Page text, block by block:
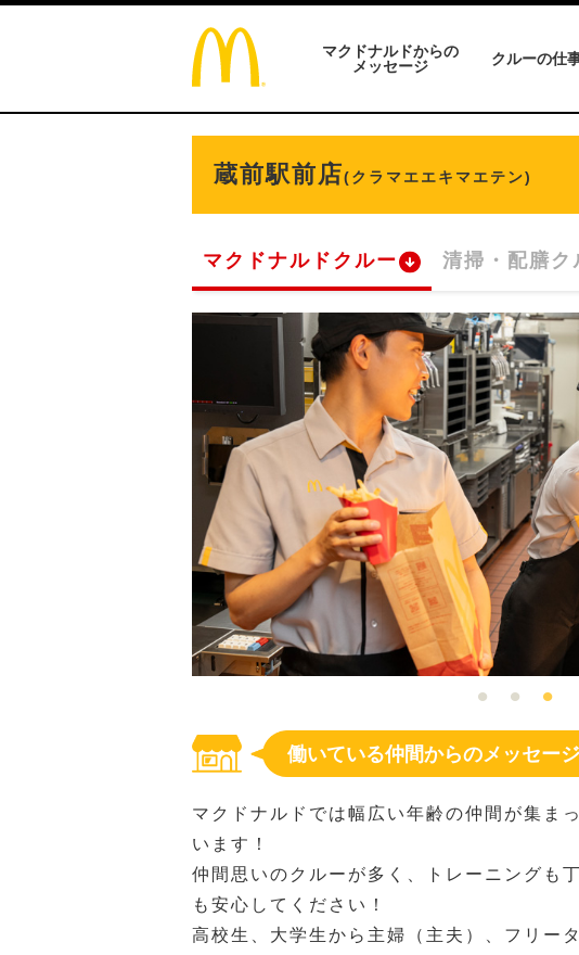
マクドナルドからの
メッセージ
クルーの仕
蔵前駅前店(クラマエエキマエテン)
マクドナルドクルー 清掃・配膳ク
働いている仲間からのメッセージ
マクドナルドでは幅広い年齢の仲間が集ま
います！
仲間思いのクルーが多く、トレーニングも
も安心してください！
高校生、大学生から主婦（主夫）、フリー